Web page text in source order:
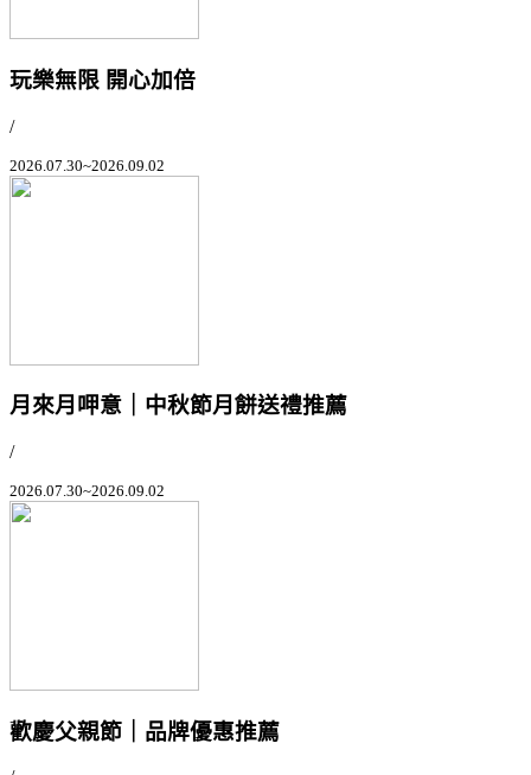
玩樂無限 開心加倍
/
2026.07.30~2026.09.02
月來月呷意｜中秋節月餅送禮推薦
/
2026.07.30~2026.09.02
歡慶父親節｜品牌優惠推薦